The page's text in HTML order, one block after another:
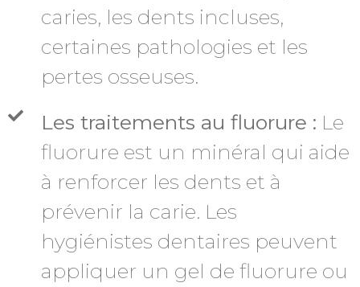
caries, les dents incluses,
certaines pathologies et les
pertes osseuses.
Les traitements au fluorure : Le
fluorure est un minéral qui aide
à renforcer les dents et à
prévenir la carie. Les
hygiénistes dentaires peuvent
appliquer un gel de fluorure ou